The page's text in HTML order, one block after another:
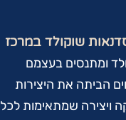
שוקולד במרכז
ומתנסים בעצמם
הביתה את היצירות
ויצירה שמתאימות לכל